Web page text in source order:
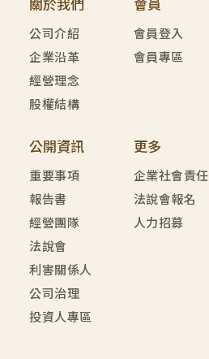
關於我們
公司介紹
企業沿革
經營理念
股權結構
會員
會員登入
會員專區
公開資訊
重要事項
報告書
經營團隊
法說會
利害關係人
公司治理
投資人專區
更多
企業社會責任
法說會報名
人力招募